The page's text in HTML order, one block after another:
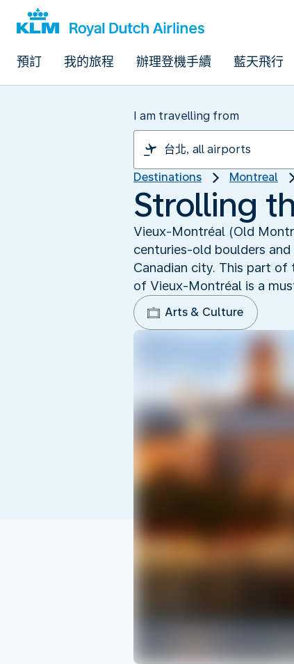
預訂 我的旅程 辦理登機手續 藍天飛行
I am travelling from
Destinations Montreal
Strolling
Vieux-Montréal (Old
centuries-old boulders
Canadian city. This part
of Vieux-Montréal is a
Arts & Culture